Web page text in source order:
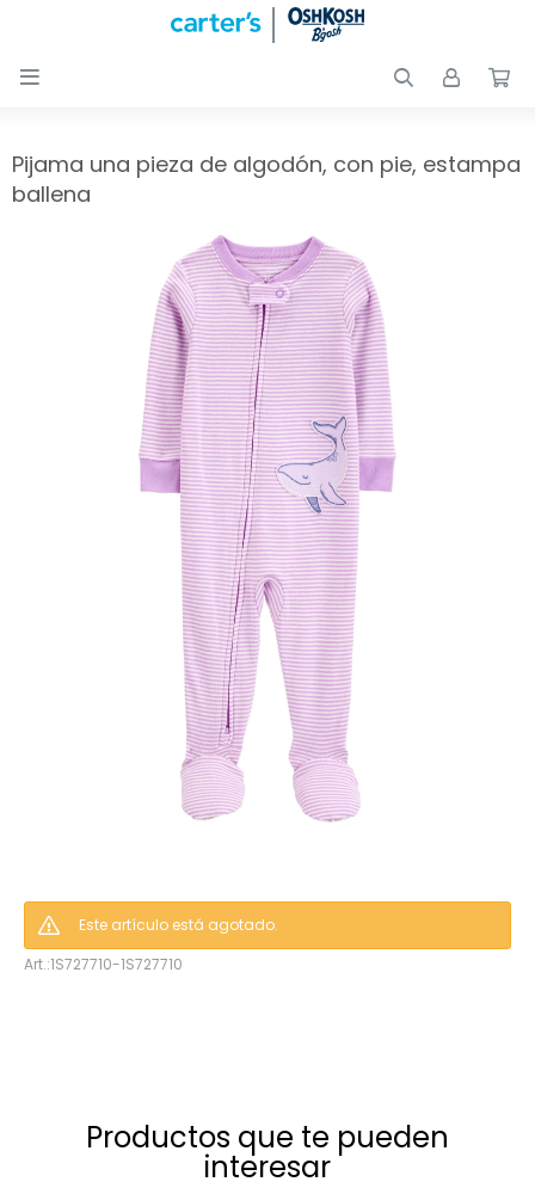

Pijama una pieza de algodón, con pie, estampa
ballena
1S727710-1S727710
Este artículo está agotado.
Productos que te pueden
interesar
Nuevos
Recién
nacidos